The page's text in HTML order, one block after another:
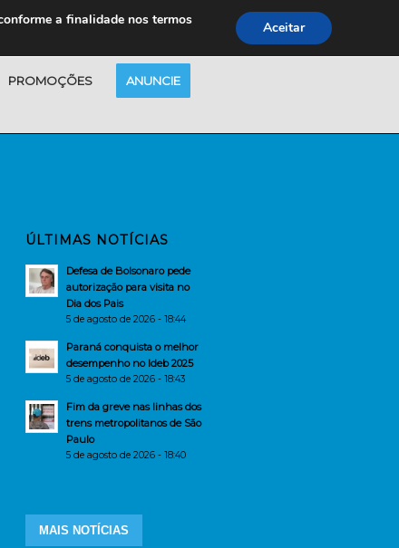
PROMOÇÕES ANUNCIE
ÚLTIMAS NOTÍCIAS
Defesa de Bolsonaro pede
autorização para visita no
Dia dos Pais
5 de agosto de 2026 - 18:44
Paraná conquista o melhor
desempenho no Ideb 2025
5 de agosto de 2026 - 18:43
Fim da greve nas linhas dos
trens metropolitanos de São
Paulo
5 de agosto de 2026 - 18:40
MAIS NOTÍCIAS
a finalidade nos termos
Aceitar